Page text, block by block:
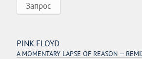
Запрос
PINK FLOYD
A MOMENTARY LAPSE OF REASON —